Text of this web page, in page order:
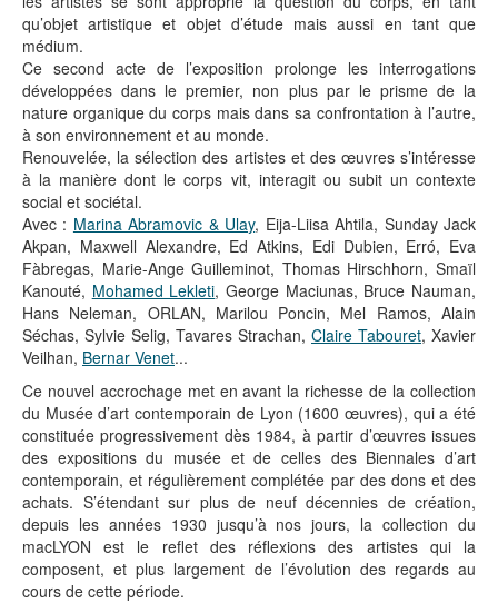
qu’objet artistique et objet d’étude mais aussi en tant que
médium.
Ce second acte de l’exposition prolonge les interrogations
développées dans le premier, non plus par le prisme de la
nature organique du corps mais dans sa confrontation à l’autre,
à son environnement et au monde.
Renouvelée, la sélection des artistes et des œuvres s’intéresse
à la manière dont le corps vit, interagit ou subit un contexte
social et sociétal.
Avec : Marina Abramovic & Ulay, Eija-Liisa Ahtila, Sunday Jack
Akpan, Maxwell Alexandre, Ed Atkins, Edi Dubien, Erró, Eva
Fàbregas, Marie-Ange Guilleminot, Thomas Hirschhorn, Smaïl
Kanouté, Mohamed Lekleti, George Maciunas, Bruce Nauman,
Hans Neleman, ORLAN, Marilou Poncin, Mel Ramos, Alain
Séchas, Sylvie Selig, Tavares Strachan, Claire Tabouret, Xavier
Veilhan, Bernar Venet...
Ce nouvel accrochage met en avant la richesse de la collection
du Musée d’art contemporain de Lyon (1600 œuvres), qui a été
constituée progressivement dès 1984, à partir d’œuvres issues
des expositions du musée et de celles des Biennales d’art
contemporain, et régulièrement complétée par des dons et des
achats. S’étendant sur plus de neuf décennies de création,
depuis les années 1930 jusqu’à nos jours, la collection du
macLYON est le reflet des réflexions des artistes qui la
composent, et plus largement de l’évolution des regards au
cours de cette période.